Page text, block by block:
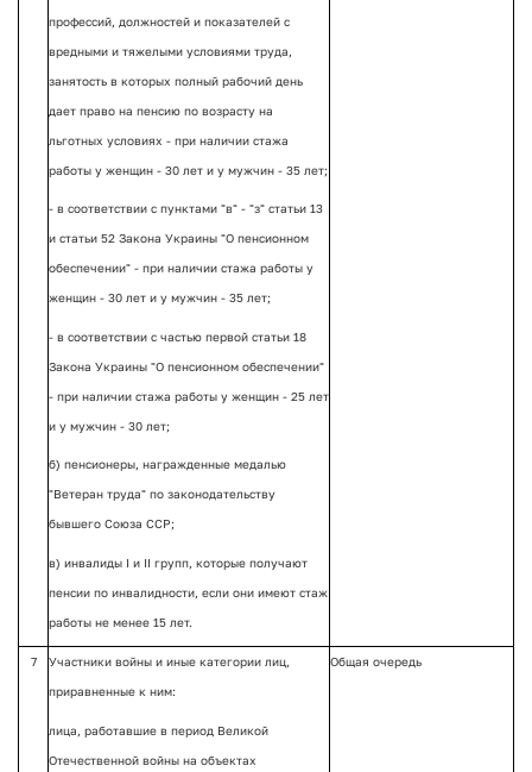
профессий, должностей и показателей с
вредными и тяжелыми условиями труда,
занятость в которых полный рабочий день
дает право на пенсию по возрасту на
льготных условиях - при наличии стажа
работы у женщин - 30 лет и у мужчин - 35 лет;
- в соответствии с пунктами "в" - "з" статьи 13
и статьи 52 Закона Украины "О пенсионном
обеспечении" - при наличии стажа работы у
женщин - 30 лет и у мужчин - 35 лет;
- в соответствии с частью первой статьи 18
Закона Украины "О пенсионном обеспечении"
- при наличии стажа работы у женщин - 25 лет
и у мужчин - 30 лет;
б) пенсионеры, награжденные медалью
"Ветеран труда" по законодательству
бывшего Союза ССР;
в) инвалиды I и II групп, которые получают
пенсии по инвалидности, если они имеют стаж
работы не менее 15 лет.
7 Участники войны и иные категории лиц,
приравненные к ним:
лица, работавшие в период Великой
Отечественной войны на объектах
Общая очередь